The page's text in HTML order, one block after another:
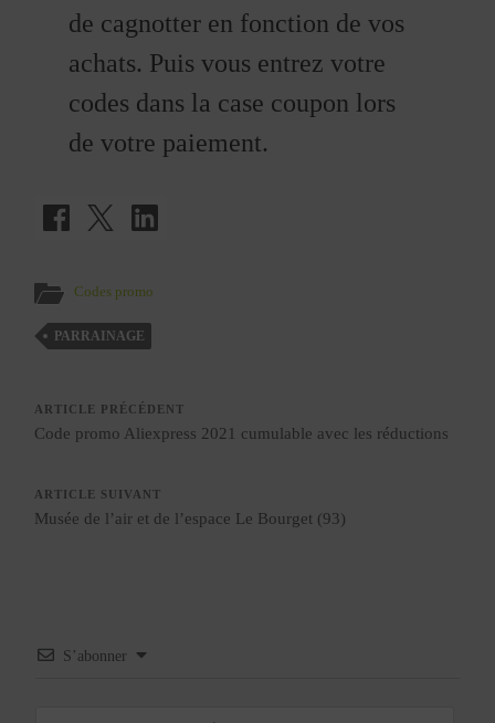
de cagnotter en fonction de vos
achats. Puis vous entrez votre
codes dans la case coupon lors
de votre paiement.
Codes promo
PARRAINAGE
ARTICLE PRÉCÉDENT
Code promo Aliexpress 2021 cumulable avec les réductions
ARTICLE SUIVANT
Musée de l’air et de l’espace Le Bourget (93)
S’abonner